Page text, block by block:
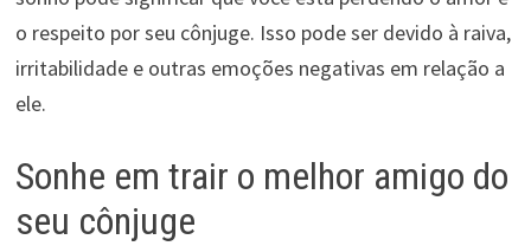
o respeito por seu cônjuge. Isso pode ser devido à raiva,
irritabilidade e outras emoções negativas em relação a
ele.
Sonhe em trair o melhor amigo do
seu cônjuge